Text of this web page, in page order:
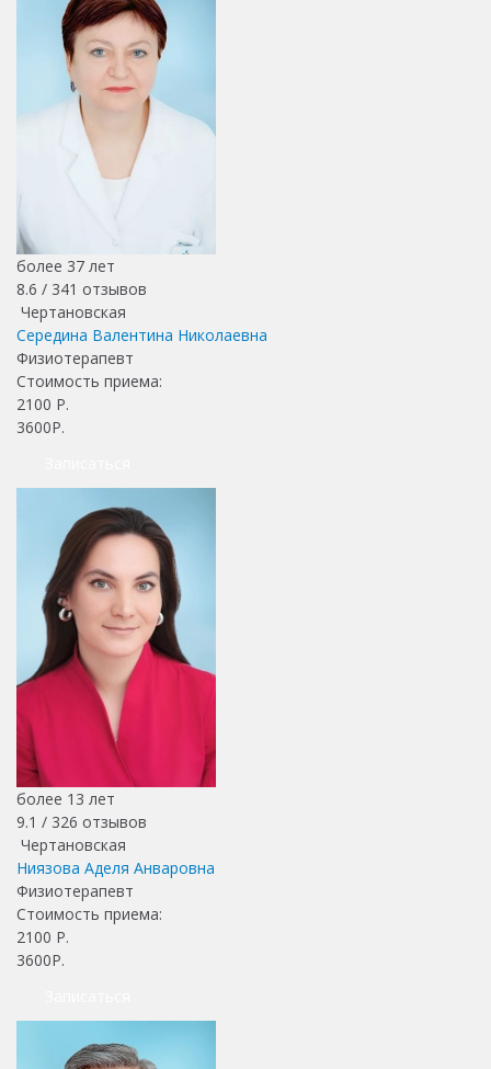
более 37 лет
8.6 / 341 отзывов
Чертановская
Середина Валентина Николаевна
Физиотерапевт
Стоимость приема:
2100 Р.
3600Р.
более 13 лет
9.1 / 326 отзывов
Чертановская
Ниязова Аделя Анваровна
Физиотерапевт
Стоимость приема:
2100 Р.
3600Р.